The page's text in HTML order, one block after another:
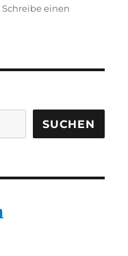
Schreibe einen
SUCHEN